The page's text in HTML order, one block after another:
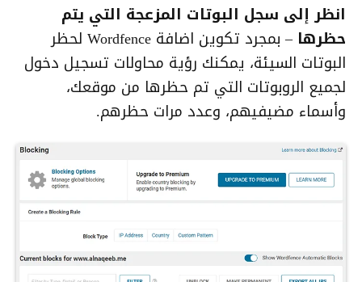
انظر إلى سجل البوتات المزعجة التي يتم
حظرها
– بمجرد تكوين اضافة Wordfence لحظر
البوتات السيئة، يمكنك رؤية محاولات تسجيل دخول
لجميع الروبوتات التي تم حظرها من موقعك،
وأسماء مضيفيهم، وعدد مرات حظرهم.